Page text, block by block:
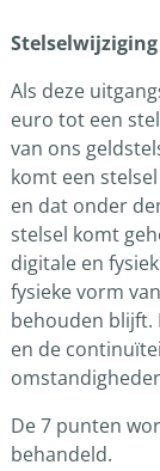
Stelselwijziging
Als deze
euro tot een
van ons
komt een
en dat onder
stelsel komt
digitale en
fysieke vorm
behouden blijft.
en de
De 7 punten
behandeld.